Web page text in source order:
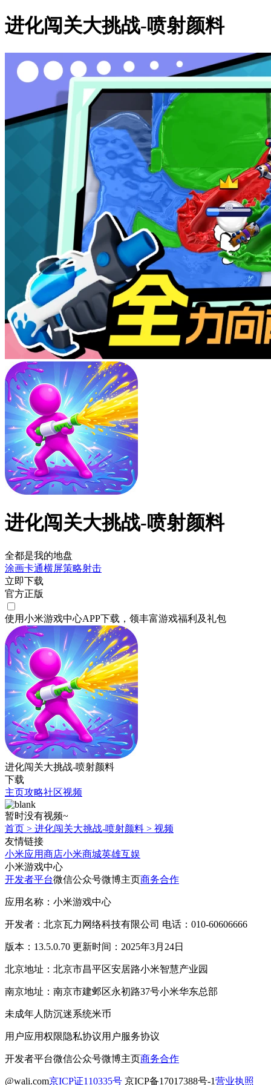
进化闯关大挑战-喷射颜料
进化闯关大挑战-喷射颜料
全都是我的地盘
涂画卡通横屏策略射击
立即下载
官方正版
使用小米游戏中心APP下载 ，领丰富游戏福利 及礼包
进化闯关大挑战-喷射颜料
下载
主页攻略社区视频
暂时没有视频~
首页 > 进化闯关大挑战-喷射颜料 > 视频
友情链接
小米应用商店小米商城英雄互娱
小米游戏中心
开发者平台微信公众号微博主页商务合作
应用名称：小米游戏中心
开发者：北京瓦力网络科技有限公司 电话：010-60606666
版本：13.5.0.70 更新时间：2025年3月24日
北京地址：北京市昌平区安居路小米智慧产业园
南京地址：南京市建邺区永初路37号小米华东总部
未成年人防沉迷系统米币
用户应用权限隐私协议用户服务协议
开发者平台微信公众号微博主页商务合作
@wali.com京ICP证110335号 京ICP备17017388号-1营业执照